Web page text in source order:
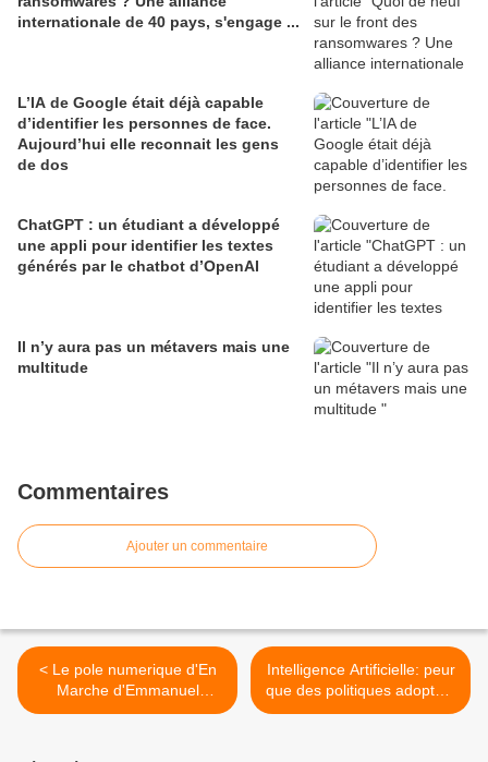
internationale de 40 pays, s'engage ...
L’IA de Google était déjà capable
d’identifier les personnes de face.
Aujourd’hui elle reconnait les gens
de dos
ChatGPT : un étudiant a développé
une appli pour identifier les textes
générés par le chatbot d’OpenAI
Il n’y aura pas un métavers mais une
multitude
Commentaires
Ajouter un commentaire
< Le pole numerique d'En
Marche d'Emmanuel
MACRON a eu recours au
Intelligence Artificielle: peur
que des politiques adoptent
des lois technocides sans